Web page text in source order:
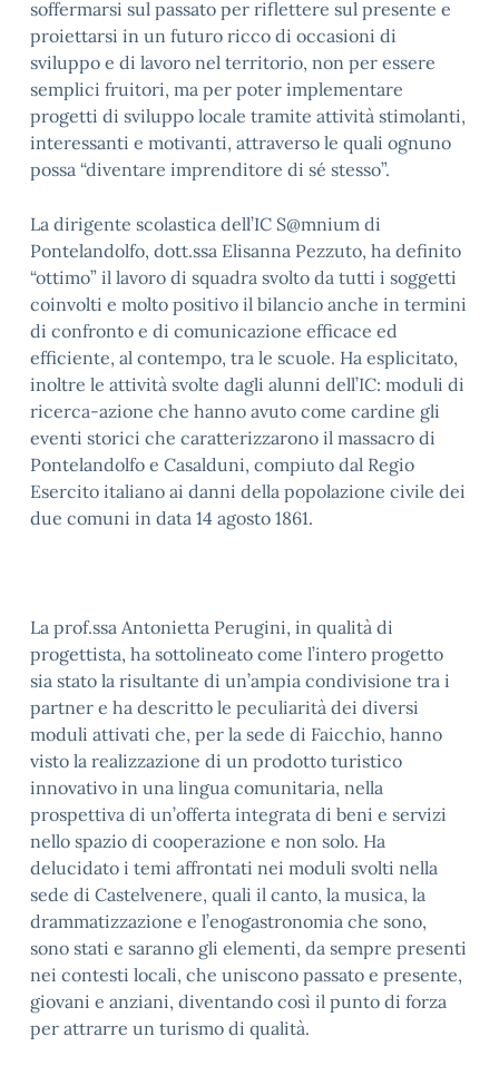
soffermarsi sul passato per riflettere sul presente e
proiettarsi in un futuro ricco di occasioni di
sviluppo e di lavoro nel territorio, non per essere
semplici fruitori, ma per poter implementare
progetti di sviluppo locale tramite attività stimolanti,
interessanti e motivanti, attraverso le quali ognuno
possa “diventare imprenditore di sé stesso”.
La dirigente scolastica dell’IC S@mnium di
Pontelandolfo, dott.ssa Elisanna Pezzuto, ha definito
“ottimo” il lavoro di squadra svolto da tutti i soggetti
coinvolti e molto positivo il bilancio anche in termini
di confronto e di comunicazione efficace ed
efficiente, al contempo, tra le scuole. Ha esplicitato,
inoltre le attività svolte dagli alunni dell’IC: moduli di
ricerca-azione che hanno avuto come cardine gli
eventi storici che caratterizzarono il massacro di
Pontelandolfo e Casalduni, compiuto dal Regio
Esercito italiano ai danni della popolazione civile dei
due comuni in data 14 agosto 1861.
La prof.ssa Antonietta Perugini, in qualità di
progettista, ha sottolineato come l’intero progetto
sia stato la risultante di un’ampia condivisione tra i
partner e ha descritto le peculiarità dei diversi
moduli attivati che, per la sede di Faicchio, hanno
visto la realizzazione di un prodotto turistico
innovativo in una lingua comunitaria, nella
prospettiva di un’offerta integrata di beni e servizi
nello spazio di cooperazione e non solo. Ha
delucidato i temi affrontati nei moduli svolti nella
sede di Castelvenere, quali il canto, la musica, la
drammatizzazione e l’enogastronomia che sono,
sono stati e saranno gli elementi, da sempre presenti
nei contesti locali, che uniscono passato e presente,
giovani e anziani, diventando così il punto di forza
per attrarre un turismo di qualità.